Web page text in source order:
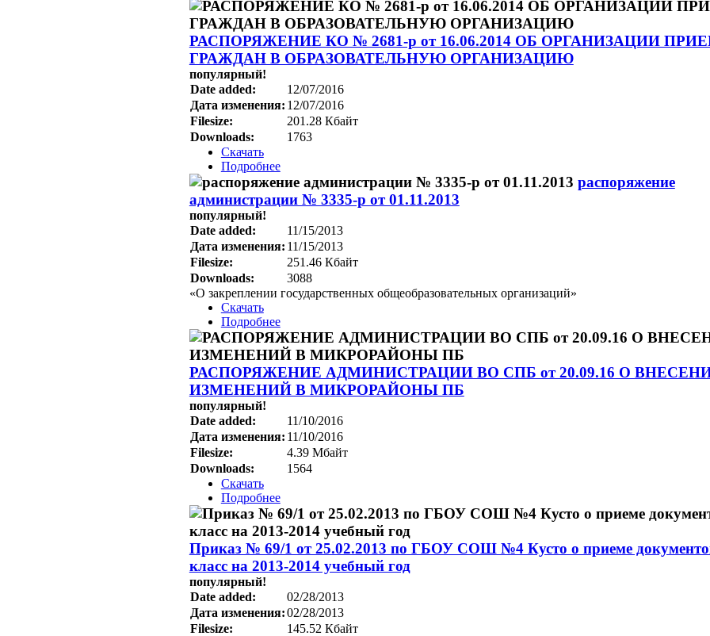
РАСПОРЯЖЕНИЕ КО № 2681-р от 16.06.2014 ОБ ОРГАНИЗАЦИИ
ГРАЖДАН В ОБРАЗОВАТЕЛЬНУЮ ОРГАНИЗАЦИЮ
популярный!
Date added:
12/07/2016
Дата изменения: 12/07/2016
Filesize:
201.28 Кбайт
Downloads:
1763
Скачать
Подробнее
распоряжение
администрации № 3335-р от 01.11.2013
популярный!
Date added:
11/15/2013
Дата изменения: 11/15/2013
Filesize:
251.46 Кбайт
Downloads:
3088
«О закреплении государственных общеобразовательных организаций»
Скачать
Подробнее
РАСПОРЯЖЕНИЕ АДМИНИСТРАЦИИ ВО СПБ от 20.09.16 О
ИЗМЕНЕНИЙ В МИКРОРАЙОНЫ ПБ
популярный!
Date added:
11/10/2016
Дата изменения: 11/10/2016
Filesize:
4.39 Мбайт
Downloads:
1564
Скачать
Подробнее
Приказ № 69/1 от 25.02.2013 по ГБОУ СОШ №4 Кусто о приеме
класс на 2013-2014 учебный год
популярный!
Date added:
02/28/2013
Дата изменения:02/28/2013
Filesize:
145.52 Кбайт